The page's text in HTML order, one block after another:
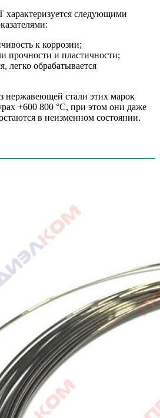
следующими
к коррозии;
прочности и пластичности;
легко обрабатывается
нержавеющей стали этих марок
+600 800 °С, при этом они даже
в неизменном состоянии.